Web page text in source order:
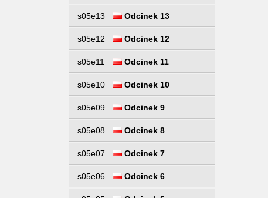
s05e13 Odcinek 13
s05e12 Odcinek 12
s05e11 Odcinek 11
s05e10 Odcinek 10
s05e09 Odcinek 9
s05e08 Odcinek 8
s05e07 Odcinek 7
s05e06 Odcinek 6